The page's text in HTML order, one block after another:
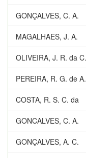
GONÇALVES, C. A.
MAGALHAES, J. A.
OLIVEIRA, J. R. da C.
PEREIRA, R. G. de A.
COSTA, R. S. C. da
GONCALVES, C. A.
GONÇALVES, A. C.